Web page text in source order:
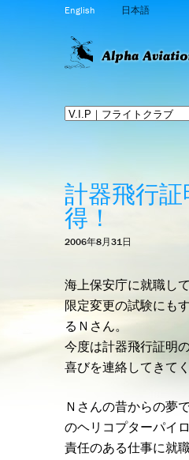
English 日本語
計器飛行証
得！
2006年8月31日
海上保安庁に就職し
限定変更の試験にも
るＮさん。
今度は計器飛行証明
喜びを連絡してきて
Ｎさんの昔からの夢
のヘリコプターパイロ
責任のある仕事に就